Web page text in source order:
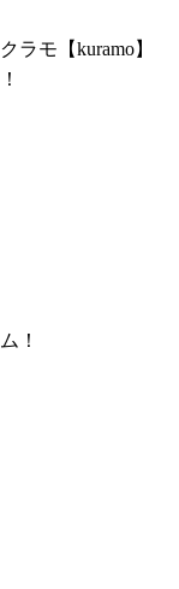
モ【kuramo】
！